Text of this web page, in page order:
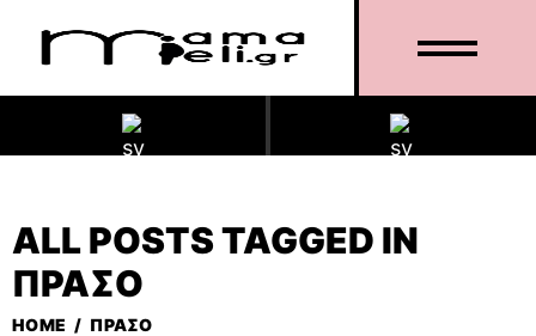
ALL POSTS TAGGED IN
ΠΡΆΣΟ
HOME / ΠΡΆΣΟ